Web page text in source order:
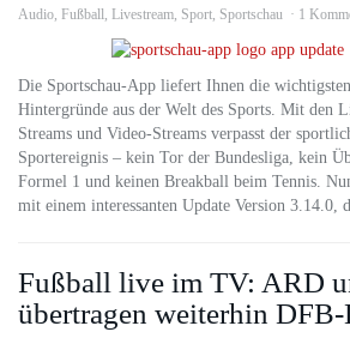
Audio, Fußball, Livestream, Sport, Sportschau 1
Die Sportschau-App liefert Ihnen die
Hintergründe aus der Welt des Sports. Mit den
Streams und Video-Streams verpasst der
Sportereignis – kein Tor der Bundesliga, kein
Formel 1 und keinen Breakball beim Tennis.
mit einem interessanten Update Version
Fußball live im TV: ARD
übertragen weiterhin